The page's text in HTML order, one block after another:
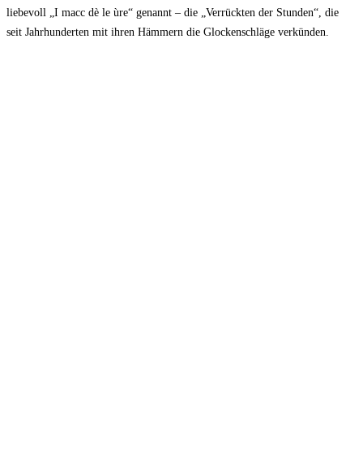
liebevoll „I macc dè le ùre“ genannt – die „Verrückten der Stunden“, die
seit Jahrhunderten mit ihren Hämmern die Glockenschläge verkünden.